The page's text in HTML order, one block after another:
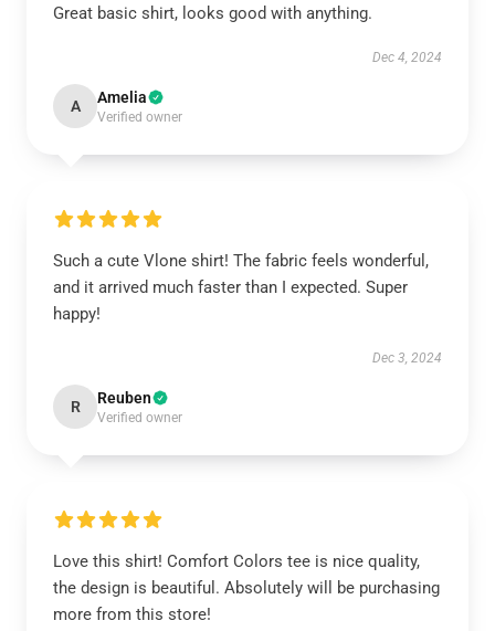
Great basic shirt, looks good with anything.
Dec 4, 2024
A Amelia
Verified owner
Such a cute Vlone shirt! The fabric feels wonderful,
and it arrived much faster than I expected. Super
happy!
Dec 3, 2024
R Reuben
Verified owner
Love this shirt! Comfort Colors tee is nice quality,
the design is beautiful. Absolutely will be purchasing
more from this store!